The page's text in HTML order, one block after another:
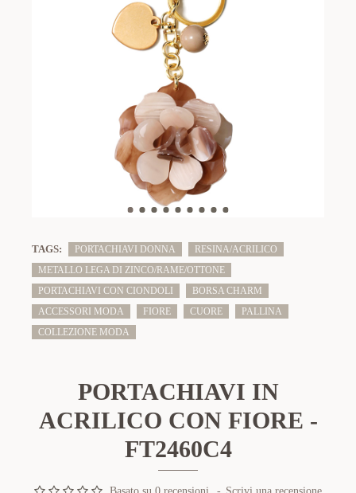
TAGS: PORTACHIAVI DONNA
RESINA/ACRILICO
METALLO LEGA DI ZINCO/RAME/OTTONE
PORTACHIAVI CON CIONDOLI
BORSA CHARM
ACCESSORI MODA
FIORE CUORE
PALLINA
COLLEZIONE MODA
PORTACHIAVI IN
ACRILICO CON FIORE -
FT2460C4